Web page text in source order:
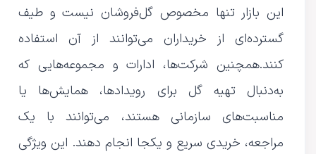
این بازار تنها مخصوص گل‌فروشان نیست و طیف
گسترده‌ای از خریداران می‌توانند از آن استفاده
کنند.همچنین شرکت‌ها، ادارات و مجموعه‌هایی که
به‌دنبال تهیه گل برای رویدادها، همایش‌ها یا
مناسبت‌های سازمانی هستند، می‌توانند با یک
مراجعه، خریدی سریع و یکجا انجام دهند. این ویژگی